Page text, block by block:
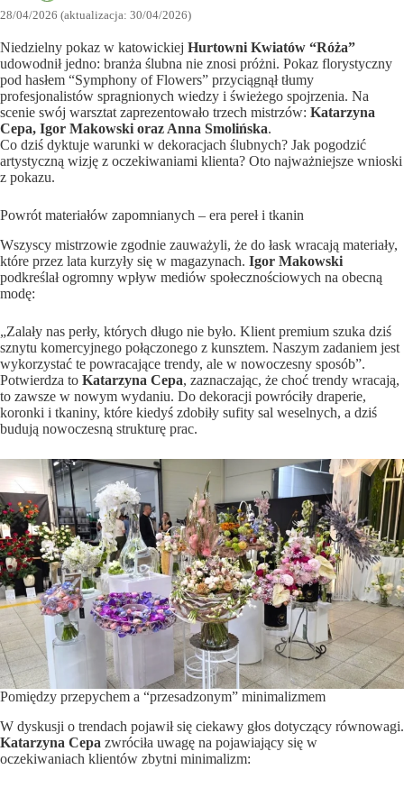
28/04/2026 (aktualizacja: 30/04/2026)
Niedzielny pokaz w katowickiej Hurtowni Kwiatów “Róża”
udowodnił jedno: branża ślubna nie znosi próżni. Pokaz florystyczny
pod hasłem “Symphony of Flowers” przyciągnął tłumy
profesjonalistów spragnionych wiedzy i świeżego spojrzenia. Na
scenie swój warsztat zaprezentowało trzech mistrzów: Katarzyna
Cepa, Igor Makowski oraz Anna Smolińska.
Co dziś dyktuje warunki w dekoracjach ślubnych? Jak pogodzić
artystyczną wizję z oczekiwaniami klienta? Oto najważniejsze wnioski
z pokazu.
Powrót materiałów zapomnianych – era pereł i tkanin
Wszyscy mistrzowie zgodnie zauważyli, że do łask wracają materiały,
które przez lata kurzyły się w magazynach. Igor Makowski
podkreślał ogromny wpływ mediów społecznościowych na obecną
modę:
„Zalały nas perły, których długo nie było. Klient premium szuka dziś
sznytu komercyjnego połączonego z kunsztem. Naszym zadaniem jest
wykorzystać te powracające trendy, ale w nowoczesny sposób”.
Potwierdza to Katarzyna Cepa, zaznaczając, że choć trendy wracają,
to zawsze w nowym wydaniu. Do dekoracji powróciły draperie,
koronki i tkaniny, które kiedyś zdobiły sufity sal weselnych, a dziś
budują nowoczesną strukturę prac.
Pomiędzy przepychem a “przesadzonym” minimalizmem
W dyskusji o trendach pojawił się ciekawy głos dotyczący równowagi.
Katarzyna Cepa zwróciła uwagę na pojawiający się w
oczekiwaniach klientów zbytni minimalizm: